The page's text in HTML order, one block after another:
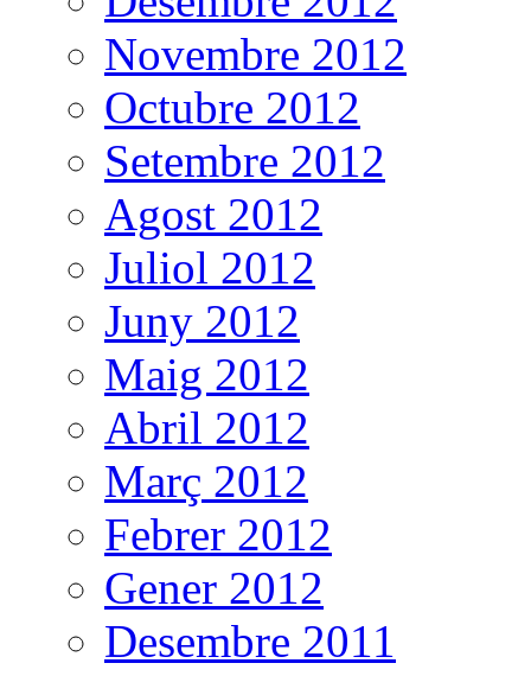
Novembre 2012
Octubre 2012
Setembre 2012
Agost 2012
Juliol 2012
Juny 2012
Maig 2012
Abril 2012
Març 2012
Febrer 2012
Gener 2012
Desembre 2011